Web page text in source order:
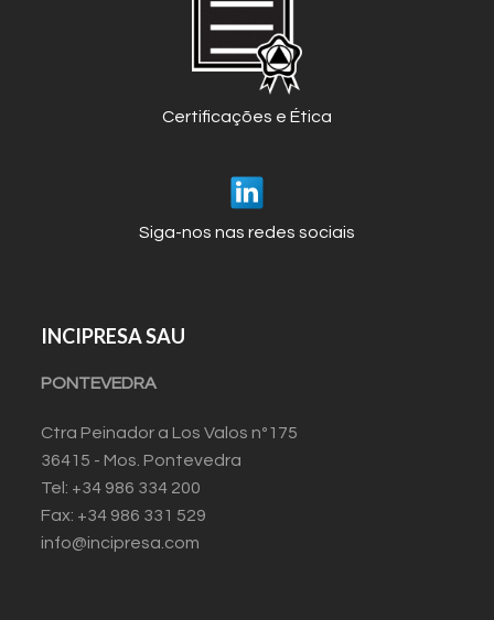
Certificações e Ética
Siga-nos nas redes sociais
INCIPRESA SAU
PONTEVEDRA
Ctra Peinador a Los Valos nº175
36415 - Mos. Pontevedra
Tel: +34 986 334 200
Fax: +34 986 331 529
info@incipresa.com